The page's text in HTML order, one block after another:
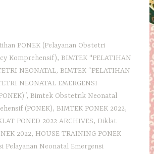
PONEK (Pelayanan Obstetri
Komprehensif), BIMTEK "PELATIHAN
NEONATAL, BIMTEK “PELATIHAN
NEONATAL EMERGENSI
, Bimtek Obstetrik Neonatal
(PONEK), BIMTEK PONEK 2022,
PONED 2022 ARCHIVES,Diklat
2022, HOUSE TRAINING PONEK
Pelayanan Neonatal Emergensi